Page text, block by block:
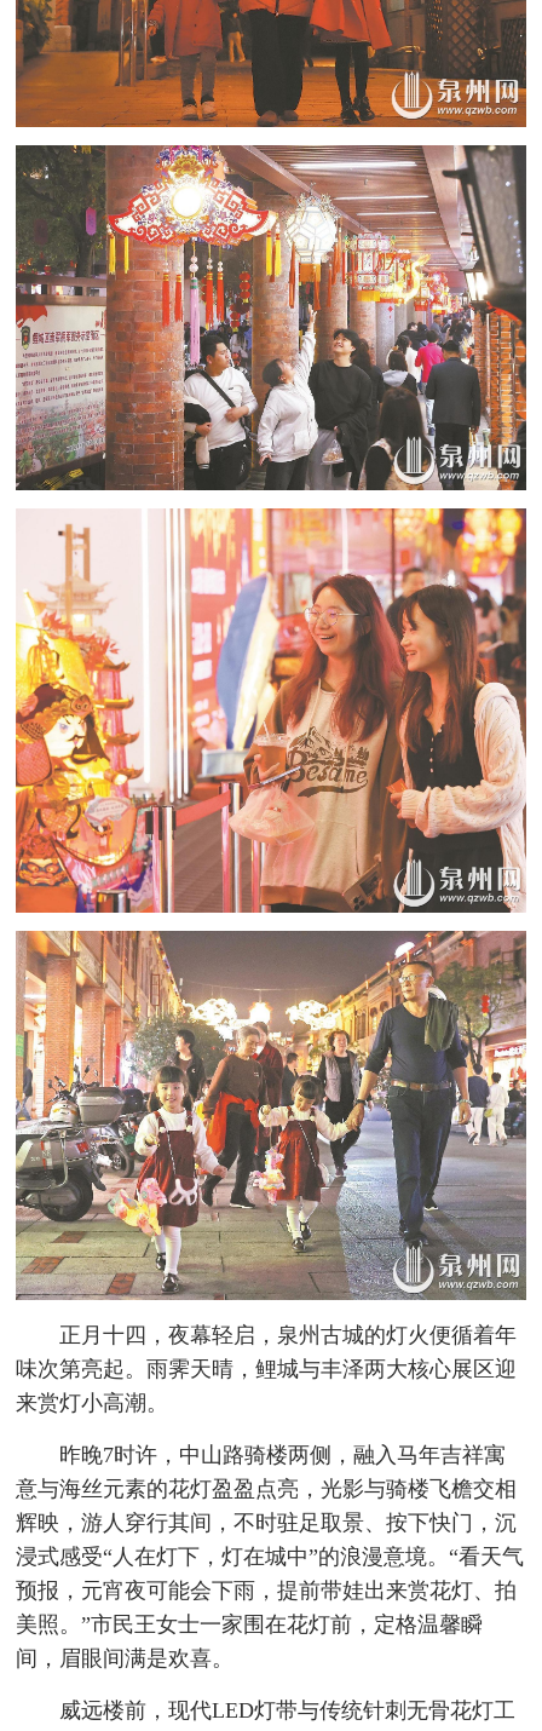
正月十四，夜幕轻启，泉州古城的灯火便循着年
味次第亮起。雨霁天晴，鲤城与丰泽两大核心展区迎
来赏灯小高潮。
昨晚7时许，中山路骑楼两侧，融入马年吉祥寓
意与海丝元素的花灯盈盈点亮，光影与骑楼飞檐交相
辉映，游人穿行其间，不时驻足取景、按下快门，沉
浸式感受“人在灯下，灯在城中”的浪漫意境。“看天气
预报，元宵夜可能会下雨，提前带娃出来赏花灯、拍
美照。”市民王女士一家围在花灯前，定格温馨瞬
间，眉眼间满是欢喜。
威远楼前，现代LED灯带与传统针刺无骨花灯工